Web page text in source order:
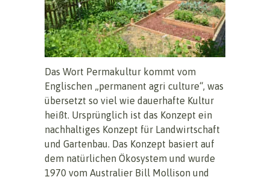
Das Wort Permakultur kommt vom
Englischen „permanent agri culture“, was
übersetzt so viel wie dauerhafte Kultur
heißt. Ursprünglich ist das Konzept ein
nachhaltiges Konzept für Landwirtschaft
und Gartenbau. Das Konzept basiert auf
dem natürlichen Ökosystem und wurde
1970 vom Australier Bill Mollison und